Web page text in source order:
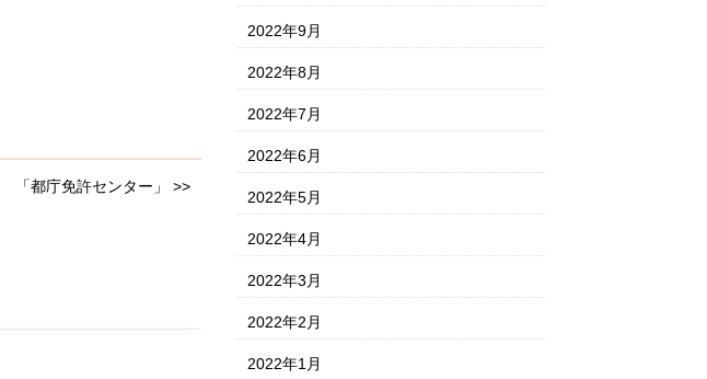
「都庁免許センター」 >>
2022年9月
2022年8月
2022年7月
2022年6月
2022年5月
2022年4月
2022年3月
2022年2月
2022年1月